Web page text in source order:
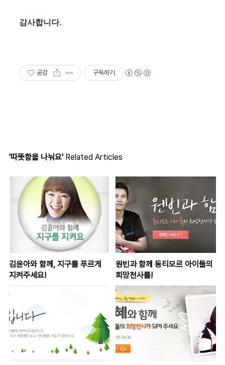
감사합니다.
공감 구독하기
'따뜻함을 나눠요' Related Articles
김윤아와 함께, 지구를 푸르게
지켜주세요!
원빈과 함께 동티모르 아이들의
희망천사를!